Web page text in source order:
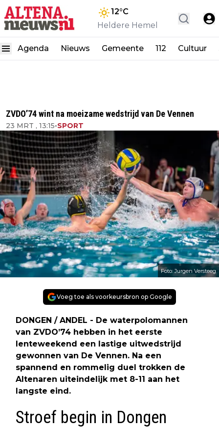
12°C
Heldere Hemel
Agenda Nieuws Gemeente 112 Cultuur
ZVDO’74 wint na moeizame wedstrijd van De Vennen
23 MRT , 13:15•SPORT
Foto: Jurgen Versteeg
Voeg toe als voorkeursbron op Google
DONGEN / ANDEL - De waterpolomannen
van ZVDO’74 hebben in het eerste
lenteweekend een lastige uitwedstrijd
gewonnen van De Vennen. Na een
spannend en rommelig duel trokken de
Altenaren uiteindelijk met 8-11 aan het
langste eind.
Stroef begin in Dongen